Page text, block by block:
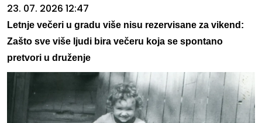
23. 07. 2026 12:47
Letnje večeri u gradu više nisu rezervisane za vikend:
Zašto sve više ljudi bira večeru koja se spontano
pretvori u druženje